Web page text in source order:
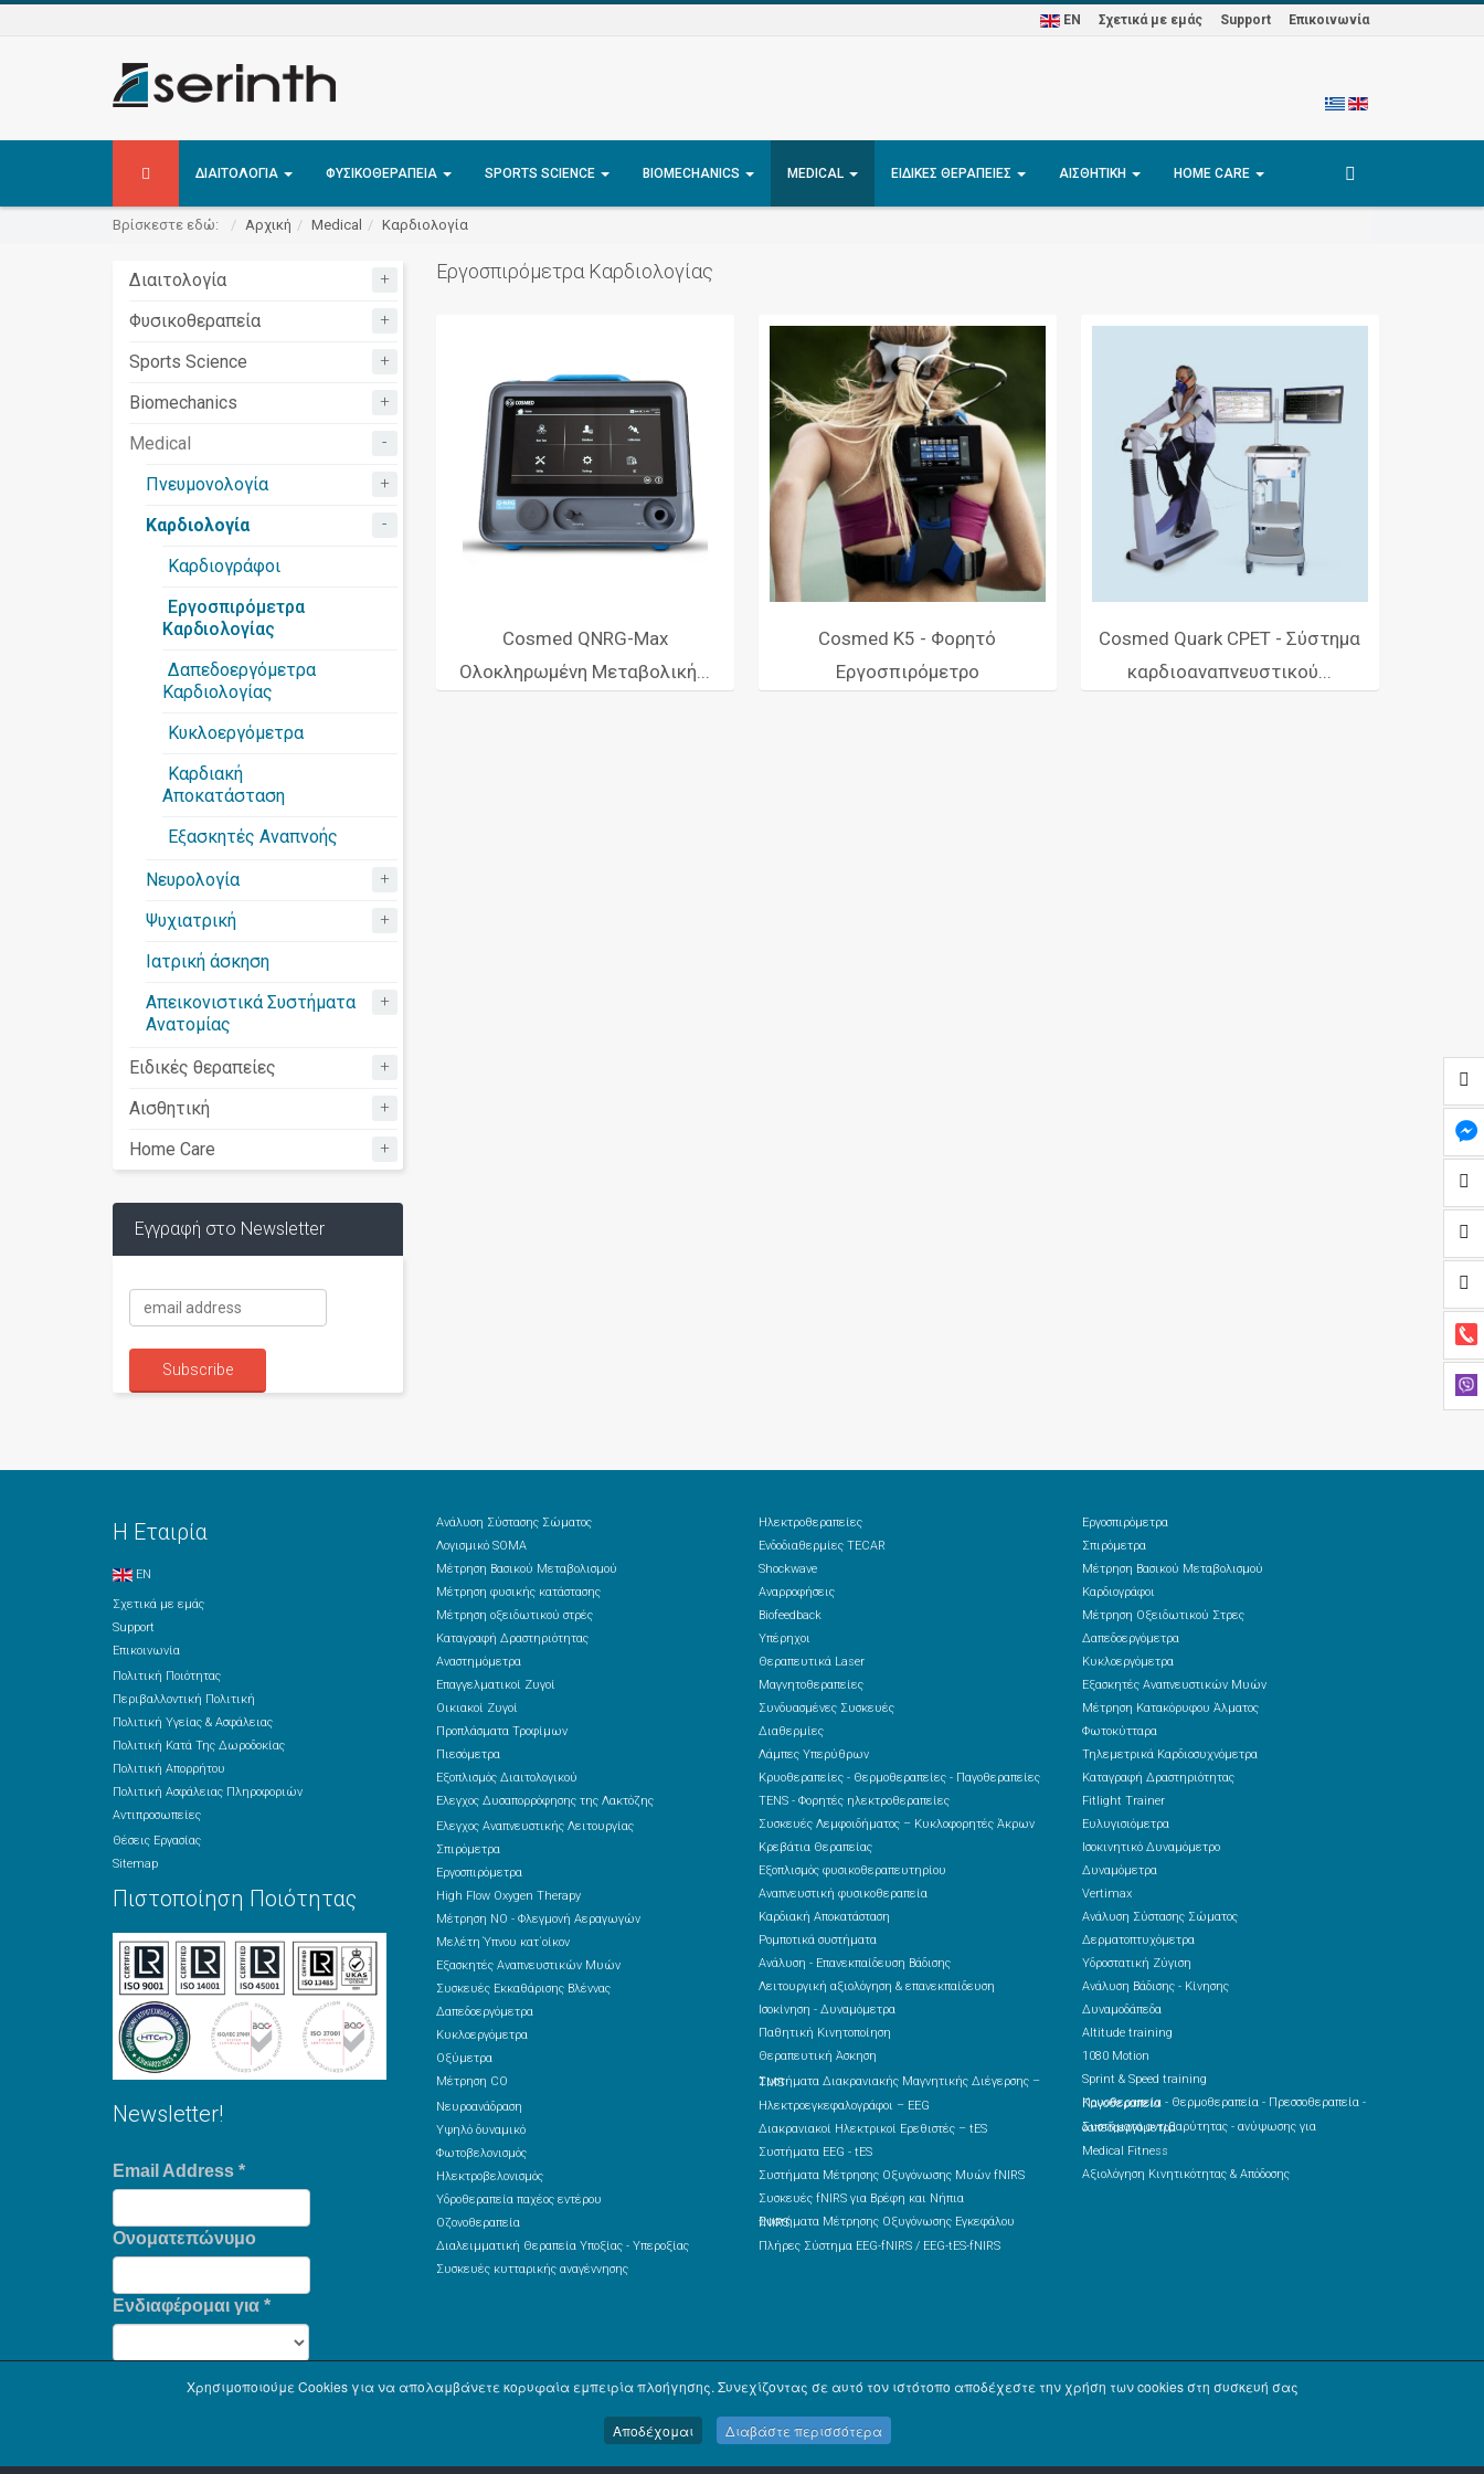
EN Σχετικά με εμάς Support Επικοινωνία
ΔΙΑΙΤΟΛΟΓΊΑ ΦΥΣΙΚΟΘΕΡΑΠΕΊΑ SPORTS SCIENCE BIOMECHANICS MEDICAL ΕΙΔΙΚΈΣ ΘΕΡΑΠΕΊΕΣ ΑΙΣΘΗΤΙΚΉ HOME CARE
Βρίσκεστε εδώ: Αρχική Medical Καρδιολογία
Διαιτολογία +
Φυσικοθεραπεία +
Sports Science +
Biomechanics +
Medical -
Πνευμονολογία +
Καρδιολογία -
Καρδιογράφοι
Εργοσπιρόμετρα
Καρδιολογίας
Δαπεδοεργόμετρα
Καρδιολογίας
Κυκλοεργόμετρα
Καρδιακή
Αποκατάσταση
Εξασκητές Αναπνοής
Νευρολογία +
Ψυχιατρική +
Ιατρική άσκηση
Απεικονιστικά Συστήματα
Ανατομίας
+
Ειδικές θεραπείες +
Αισθητική +
Home Care +
Εγγραφή στο Newsletter
Εργοσπιρόμετρα Καρδιολογίας
Cosmed QNRG-Max
Ολοκληρωμένη Μεταβολική...
Cosmed K5 - Φορητό
Εργοσπιρόμετρο
Cosmed Quark CPET - Σύστημα
καρδιοαναπνευστικού...
Η Εταιρία
EN
Σχετικά με εμάς
Support
Επικοινωνία
Πολιτική Ποιότητας
Περιβαλλοντική Πολιτική
Πολιτική Υγείας & Ασφάλειας
Πολιτική Κατά Της Δωροδοκίας
Πολιτική Απορρήτου
Πολιτική Ασφάλειας Πληροφοριών
Αντιπροσωπείες
Θέσεις Εργασίας
Sitemap
Πιστοποίηση Ποιότητας
Newsletter!
Email Address *
Ονοματεπώνυμο
Ενδιαφέρομαι για *
Ανάλυση Σύστασης Σώματος
Λογισμικό SOMA
Μέτρηση Βασικού Μεταβολισμού
Μέτρηση φυσικής κατάστασης
Μέτρηση οξειδωτικού στρές
Καταγραφή Δραστηριότητας
Αναστημόμετρα
Επαγγελματικοί Ζυγοί
Οικιακοί Ζυγοί
Προπλάσματα Τροφίμων
Πιεσόμετρα
Εξοπλισμός Διαιτολογικού
Έλεγχος Δυσαπορρόφησης της Λακτόζης
Έλεγχος Αναπνευστικής Λειτουργίας
Σπιρόμετρα
Εργοσπιρόμετρα
High Flow Oxygen Therapy
Μέτρηση NO - Φλεγμονή Αεραγωγών
Μελέτη Ύπνου κατ΄οίκον
Εξασκητές Αναπνευστικών Μυών
Συσκευές Εκκαθάρισης Βλέννας
Δαπεδοεργόμετρα
Κυκλοεργόμετρα
Οξύμετρα
Μέτρηση CO
Νευροανάδραση
Υψηλό δυναμικό
Φωτοβελονισμός
Ηλεκτροβελονισμός
Υδροθεραπεία παχέος εντέρου
Οζονοθεραπεία
Διαλειμματική Θεραπεία Υποξίας - Υπεροξίας
Συσκευές κυτταρικής αναγέννησης
Ηλεκτροθεραπείες
Ενδοδιαθερμίες TECAR
Shockwave
Αναρροφήσεις
Biofeedback
Υπέρηχοι
Θεραπευτικά Laser
Μαγνητοθεραπείες
Συνδυασμένες Συσκευές
Διαθερμίες
Λάμπες Υπερύθρων
Κρυοθεραπείες - Θερμοθεραπείες - Παγοθεραπείες
TENS - Φορητές ηλεκτροθεραπείες
Συσκευές Λεμφοιδήματος – Κυκλοφορητές Άκρων
Κρεβάτια Θεραπείας
Εξοπλισμός φυσικοθεραπευτηρίου
Αναπνευστική φυσικοθεραπεία
Καρδιακή Αποκατάσταση
Ρομποτικά συστήματα
Ανάλυση - Επανεκπαίδευση Βάδισης
Λειτουργική αξιολόγηση & επανεκπαίδευση
Ισοκίνηση - Δυναμόμετρα
Παθητική Κινητοποίηση
Θεραπευτική Άσκηση
Συστήματα Διακρανιακής Μαγνητικής Διέγερσης – TMS
Ηλεκτροεγκεφαλογράφοι – EEG
Διακρανιακοί Ηλεκτρικοί Ερεθιστές – tES
Συστήματα EEG - tES
Συστήματα Μέτρησης Οξυγόνωσης Μυών fNIRS
Συσκευές fNIRS για Βρέφη και Νήπια
Συστήματα Μέτρησης Οξυγόνωσης Εγκεφάλου fNIRS
Πλήρες Σύστημα EEG-fNIRS / EEG-tES-fNIRS
Εργοσπιρόμετρα
Σπιρόμετρα
Μέτρηση Βασικού Μεταβολισμού
Καρδιογράφοι
Μέτρηση Οξειδωτικού Στρες
Δαπεδοεργόμετρα
Κυκλοεργόμετρα
Εξασκητές Αναπνευστικών Μυών
Μέτρηση Κατακόρυφου Άλματος
Φωτοκύτταρα
Τηλεμετρικά Καρδιοσυχνόμετρα
Καταγραφή Δραστηριότητας
Fitlight Trainer
Ευλυγισιόμετρα
Ισοκινητικό Δυναμόμετρο
Δυναμόμετρα
Vertimax
Ανάλυση Σύστασης Σώματος
Δερματοπτυχόμετρα
Υδροστατική Ζύγιση
Ανάλυση Βάδισης - Κίνησης
Δυναμοδάπεδα
Altitude training
1080 Motion
Sprint & Speed training
Κρυοθεραπεία - Θερμοθεραπεία - Πρεσσοθεραπεία - Παγοθεραπεία
Συστήματα αντιβαρύτητας - ανύψωσης για δαπεδοεργόμετρα
Medical Fitness
Αξιολόγηση Κινητικότητας & Απόδοσης
Χρησιμοποιούμε Cookies για να απολαμβάνετε κορυφαία εμπειρία πλοήγησης. Συνεχίζοντας σε αυτό τον ιστότοπο αποδέχεστε την χρήση των cookies στη συσκευή σας
Αποδέχομαι Διαβάστε περισσότερα